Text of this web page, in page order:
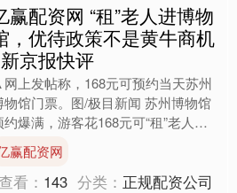
赢配资网 “租”老人进博物
，优待政策不是黄牛商机
京报快评
上发帖称，168元可预约当天苏州
物馆门票。图/极目新闻 苏州博物馆
约爆满，游客花168元可“租”老人免
预约进馆？ 据极目新闻报道，近日，
网友发视频称，....
赢配资网
看： 143 分类： 正规配资公司